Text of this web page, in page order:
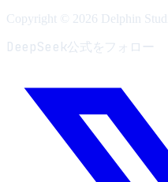
Copyright © 2026 Delphin
DeepSeek公式をフォロー